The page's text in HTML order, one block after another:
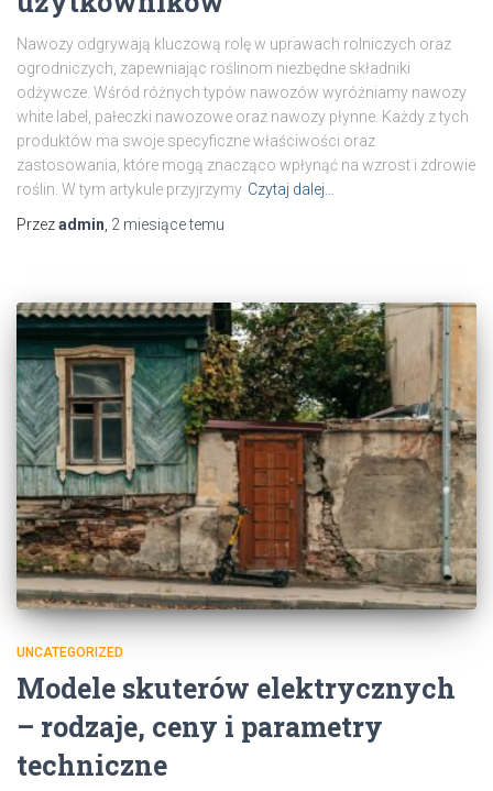
Nawozy odgrywają kluczową rolę w uprawach rolniczych oraz
ogrodniczych, zapewniając roślinom niezbędne składniki
odżywcze. Wśród różnych typów nawozów wyróżniamy nawozy
white label, pałeczki nawozowe oraz nawozy płynne. Każdy z tych
produktów ma swoje specyficzne właściwości oraz
zastosowania, które mogą znacząco wpłynąć na wzrost i zdrowie
roślin. W tym artykule przyjrzymy Czytaj dalej…
Przezadmin, 2 miesiącetemu
UNCATEGORIZED
Modele skuterów elektrycznych
– rodzaje, ceny i parametry
techniczne